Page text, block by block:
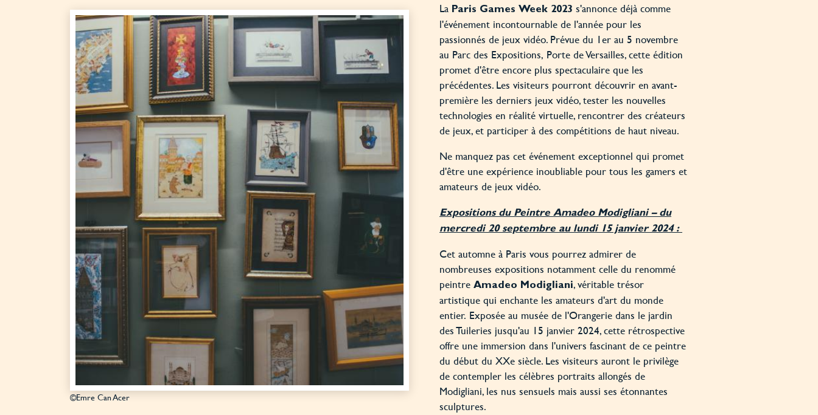
©Emre Can Acer
La Paris Games Week 2023 s'annonce déjà comme
l'événement incontournable de l'année pour les
passionnés de jeux vidéo. Prévue du 1er au 5 novembre
au Parc des Expositions, Porte de Versailles, cette édition
promet d'être encore plus spectaculaire que les
précédentes. Les visiteurs pourront découvrir en avant-
première les derniers jeux vidéo, tester les nouvelles
technologies en réalité virtuelle, rencontrer des créateurs
de jeux, et participer à des compétitions de haut niveau.
Ne manquez pas cet événement exceptionnel qui promet
d'être une expérience inoubliable pour tous les gamers et
amateurs de jeux vidéo.
Expositions du Peintre Amadeo Modigliani – du
mercredi 20 septembre au lundi 15 janvier 2024 :
Cet automne à Paris vous pourrez admirer de
nombreuses expositions notamment celle du renommé
peintre Amadeo Modigliani, véritable trésor
artistique qui enchante les amateurs d'art du monde
entier. Exposée au musée de l'Orangerie dans le jardin
des Tuileries jusqu'au 15 janvier 2024, cette rétrospective
offre une immersion dans l'univers fascinant de ce peintre
du début du XXe siècle. Les visiteurs auront le privilège
de contempler les célèbres portraits allongés de
Modigliani, les nus sensuels mais aussi ses étonnantes
sculptures.